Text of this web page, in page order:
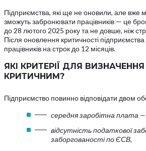
Підприємства, які ще не оновили, але вже
зможуть забронювати працівників — це
до 28 лютого 2025 року та не довше, ніж
Після оновлення критичності
працівників на строк до 12 місяців.
ЯКІ КРИТЕРІЇ ДЛЯ
КРИТИЧНИМ?
Підприємство повинно відповідати двом
середня заробітна плата
відсутність податкової
заборгованості по ЄСВ,